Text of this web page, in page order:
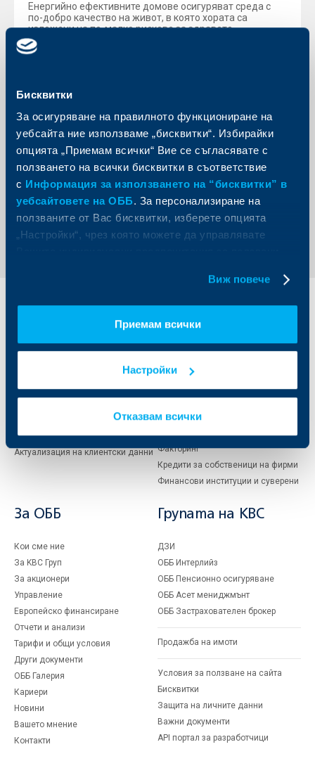
Бисквитки
За осигуряване на правилното функциониране на
уебсайта ние използваме „бисквитки“. Избирайки
опцията „Приемам всички“ Вие се съгласявате с
ползването на всички бисквитки в съответствие
с Информация за използването на “бисквитки” в
уебсайтовете на ОББ. За персонализиране на
ползваните от Вас бисквитки, изберете опцията
„Настройки“, чрез която можете да управлявате
Виж повече
Приемам всички
Настройки
Отказвам всички
Енергийно ефективните домове осигуряват среда с
по-добро качество на живот, в която хората са
изложени на по-малко рискове за здравето
(комфортна температура и вентилация, екологични
материали).
среда и бъдещето на планетата. Според доклад на
енергийното потребление на сградите и строителната
дейност в Европа генерират до 40% от общия брой
емисии на CO2. Енергийно ефективните домове
оставят значително по-малък вреден отпечатък
върху околната среда и допринасят съществено за
ефекта върху климатичните промени.
Обратно към всички новини
Индивидуални
Карти
Кредити
Застраховки
Актуализация на клиентски данни
Бизнес
клиенти
Управление на парични средства
Търговско финансиране
Пазари, инвестиционно банкиране
Факторинг
Кредити за собственици на фирми
Финансови институции и суверени
За ОББ
Кои сме ние
За KBC Груп
За акционери
Управление
Европейско финансиране
Отчети и анализи
Тарифи и общи условия
Други документи
ОББ Галерия
Кариери
Новини
Вашето мнение
Контакти
Групата на KBC
ДЗИ
ОББ Интерлийз
ОББ Пенсионно осигуряване
ОББ Асет мениджмънт
ОББ Застрахователен брокер
Продажба на имоти
Условия за ползване на сайта
Бисквитки
Защита на личните данни
Важни документи
API портал за разработчици